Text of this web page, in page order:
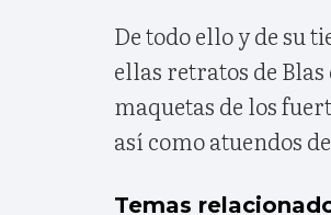
De todo ello y de su
ellas retratos de
maquetas de los
así como atuendos
Temas